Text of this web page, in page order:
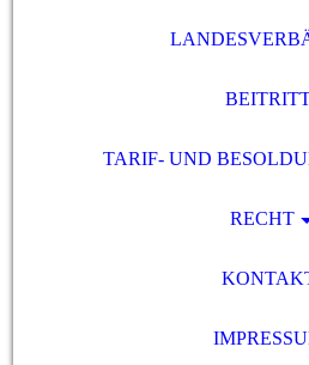
TARIF- UND
RECHT